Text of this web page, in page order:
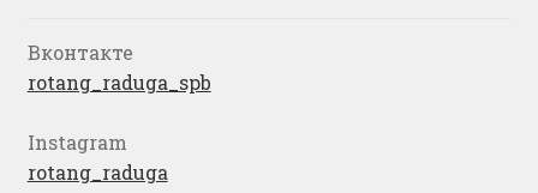
Вконтакте
rotang_raduga_spb
Instagram
rotang_raduga